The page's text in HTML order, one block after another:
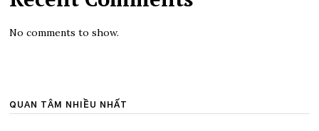
No comments to show.
QUAN TÂM NHIỀU NHẤT